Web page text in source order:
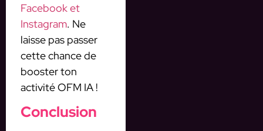
Facebook et
Instagram. Ne
laisse pas passer
cette chance de
booster ton
activité OFM IA !
Conclusion